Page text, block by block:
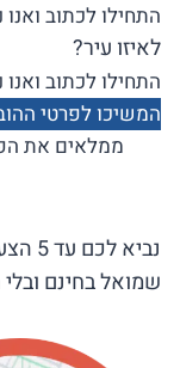
לאיזו עיר?
המשיכו לפרטי
שמואל בחינם